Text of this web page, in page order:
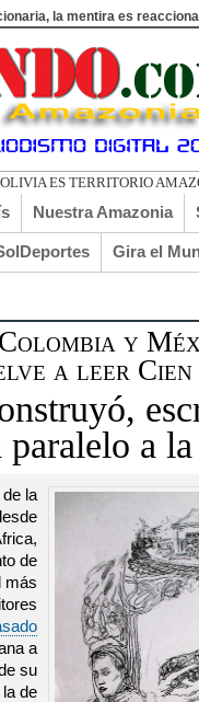
la mentira es
Nuestra Amazonia
Gira el
y
a leer
a
la
de
más
a
su
de